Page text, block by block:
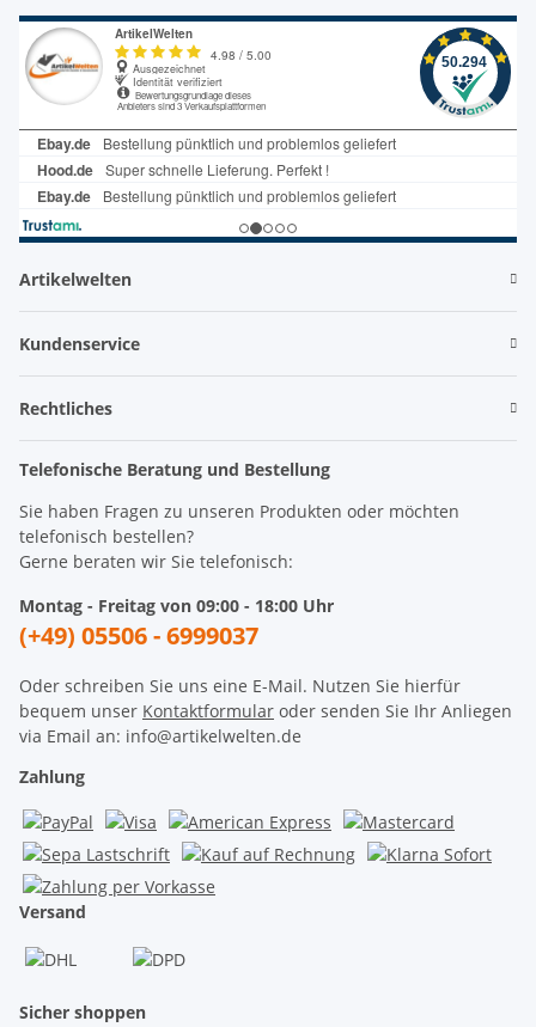
Artikelwelten
Kundenservice
Rechtliches
Telefonische Beratung und Bestellung
Sie haben Fragen zu unseren Produkten oder möchten
telefonisch bestellen?
Gerne beraten wir Sie telefonisch:
Montag - Freitag von 09:00 - 18:00 Uhr
(+49) 05506 - 6999037
Oder schreiben Sie uns eine E-Mail. Nutzen Sie hierfür
bequem unser Kontaktformular oder senden Sie Ihr Anliegen
via Email an: info@artikelwelten.de
Zahlung
Versand
Sicher shoppen